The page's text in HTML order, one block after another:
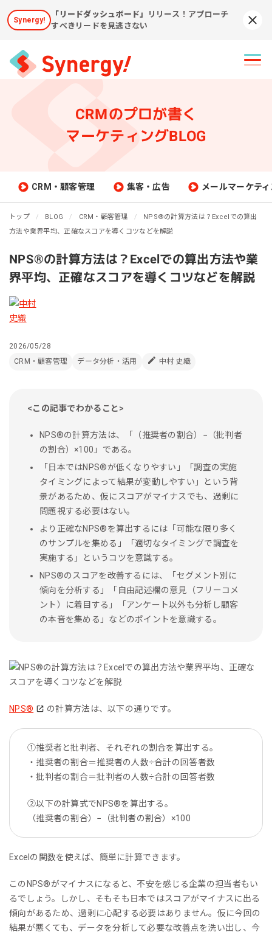
Synergy!
「リードダッシュボード」
リリース！アプローチ
すべきリードを見逃さない
CRMのプロが書く
マーケティングBLOG
CRM・顧客管理 集客・広告 メールマーケテ
トップ BLOG CRM・顧客管理
NPS®︎の計算方法は？Excelでの算出
方法や業界平均、正確なスコアを導くコツなどを解説
NPS®︎の計算方法は？Excelでの算出方法や業
界平均、正確なスコアを導くコツなどを解説
2026/05/28
CRM・顧客管理
データ分析・活用 中村 史織
<この記事でわかること>
NPS®︎の計算方法は、「（推奨者の割合）−（批判者
の割合）×100」である。
「日本ではNPS®︎が低くなりやすい」「調査の実施
タイミングによって結果が変動しやすい」という背
景があるため、仮にスコアがマイナスでも、過剰に
問題視する必要はない。
より正確なNPS®︎を算出するには「可能な限り多く
のサンプルを集める」「適切なタイミングで調査を
実施する」というコツを意識する。
NPS®︎のスコアを改善するには、「セグメント別に
傾向を分析する」「自由記述欄の意見（フリーコメ
ント）に着目する」「アンケート以外も分析し顧客
の本音を集める」などのポイントを意識する。
NPS® の計算方法は、以下の通りです。
①推奨者と批判者、それぞれの割合を算出する。
・推奨者の割合＝推奨者の人数÷合計の回答者数
・批判者の割合＝批判者の人数÷合計の回答者数
②以下の計算式でNPS®を算出する。
（推奨者の割合）−（批判者の割合）×100
Excelの関数を使えば、簡単に計算できます。
このNPS®︎がマイナスになると、不安を感じる企業の担当者もい
るでしょう。しかし、そもそも日本ではスコアがマイナスに出る
傾向があるため、過剰に心配する必要はありません。仮に今回の
結果が悪くても、データを分析して必要な改善点を洗い出し、今